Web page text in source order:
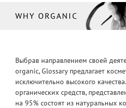
WHY ORGANIC
Выбрав направлением своей
organic, Glossary предлагает
исключительно высокого
органических средств,
на 95% состоят из натуральных